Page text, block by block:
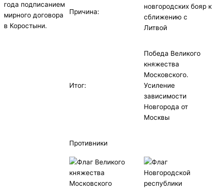
Причина:
новгородских бояр к
сближению с
Литвой
Итог:
Победа Великого
княжества
Московского.
Усиление
зависимости
Новгорода от
Москвы
Противники
года подписанием
мирного договора
в Коростыни.